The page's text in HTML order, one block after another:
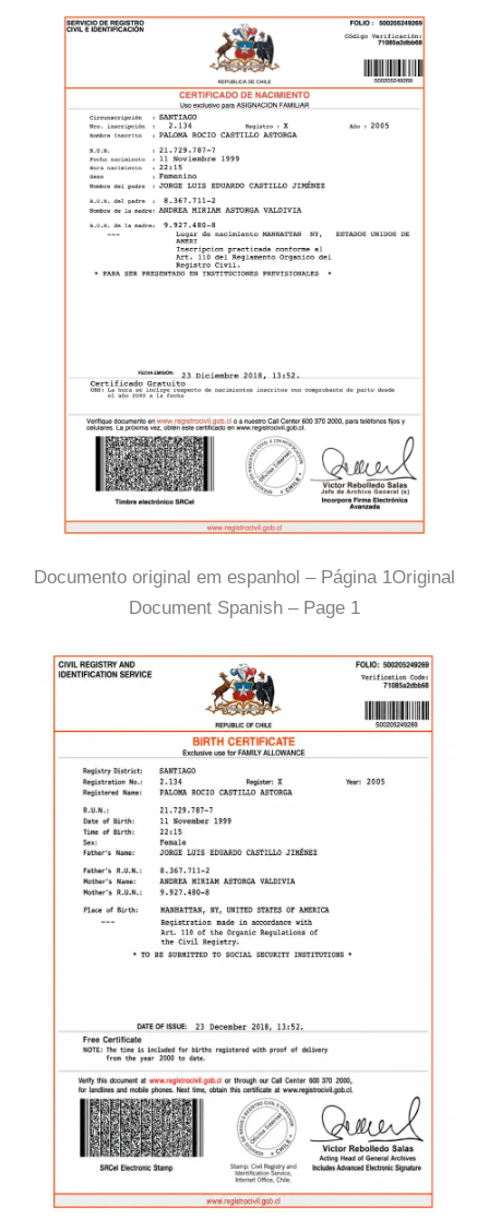
Documento original em espanhol – Página 1Original
Document Spanish – Page 1